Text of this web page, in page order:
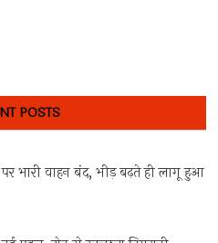
POSTS
पर भारी वाहन बंद, भीड़ बढ़ते ही लागू हुआ